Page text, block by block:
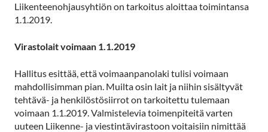
Liikenteenohjausyhtiön on tarkoitus aloittaa toimintansa
1.1.2019.
Virastolait voimaan 1.1.2019
Hallitus esittää, että voimaanpanolaki tulisi voimaan
mahdollisimman pian. Muilta osin lait ja niihin sisältyvät
tehtävä- ja henkilöstösiirrot on tarkoitettu tulemaan
voimaan 1.1.2019. Valmistelevia toimenpiteitä varten
uuteen Liikenne- ja viestintävirastoon voitaisiin nimittää